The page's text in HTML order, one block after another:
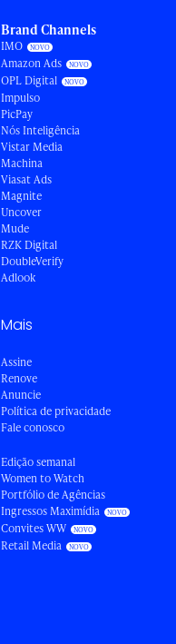
Brand Channels
IMO
Amazon Ads
OPL Digital
Impulso
PicPay
Nós Inteligência
Vistar Media
Machina
Viasat Ads
Magnite
Uncover
Mude
RZK Digital
DoubleVerify
Adlook
Mais
Assine
Renove
Anuncie
Política de privacidade
Fale conosco
Edição semanal
Women to Watch
Portfólio de Agências
Ingressos Maximídia
Convites WW
Retail Media